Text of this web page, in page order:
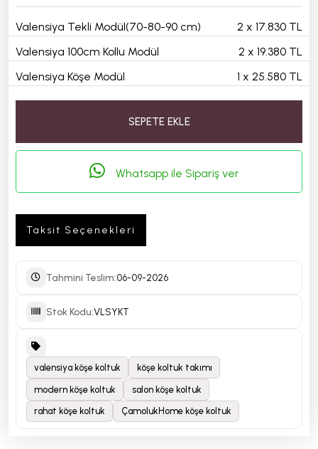
Valensiya Tekli Modül(70-80-90 cm) 2 x 17.830 TL
Valensiya 100cm Kollu Modül
2 x 19.380 TL
Valensiya Köşe Modül
1 x 25.580 TL
SEPETE EKLE
Whatsapp ile Sipariş ver
Taksit Seçenekleri
Tahmini Teslim:06-09-2026
Stok Kodu:VLSYKT
valensiya köşe koltuk köşe koltuk takımı
modern köşe koltuk salon köşe koltuk
rahat köşe koltuk ÇamolukHome köşe koltuk